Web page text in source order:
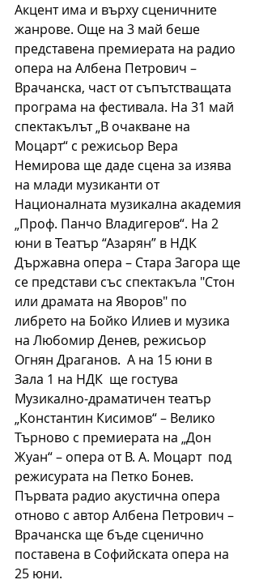
Акцент има и върху сценичните
жанрове. Още на 3 май беше
представена премиерата на радио
опера на Албена Петрович –
Врачанска, част от съпътстващата
програма на фестивала. На 31 май
спектакълът „В очакване на
Моцарт“ с режисьор Вера
Немирова ще даде сцена за изява
на млади музиканти от
Националната музикална академия
„Проф. Панчо Владигеров“. На 2
юни в Театър “Азарян” в НДК
Държавна опера – Стара Загора ще
се представи със спектакъла "Стон
или драмата на Яворов" по
либрето на Бойко Илиев и музика
на Любомир Денев, режисьор
Огнян Драганов.  А на 15 юни в
Зала 1 на НДК  ще гостува
Музикално-драматичен театър
„Константин Кисимов“ – Велико
Търново с премиерата на „Дон
Жуан“ – опера от В. А. Моцарт  под
режисурата на Петко Бонев.
Първата радио акустична опера
отново с автор Албена Петрович –
Врачанска ще бъде сценично
поставена в Софийската опера на
25 юни.